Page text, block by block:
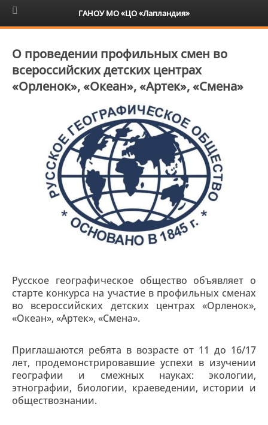
6+
О проведении профильных смен во
всероссийских детских центрах
«Орленок», «Океан», «Артек», «Смена»
Русское географическое общество объявляет о
старте конкурса на участие в профильных сменах
во всероссийских детских центрах «Орленок»,
«Океан», «Артек», «Смена».
Приглашаются ребята в возрасте от 11 до 16/17
лет, продемонстрировавшие успехи в изучении
географии и смежных науках: экологии,
этнографии, биологии, краеведении, истории и
обществознании.
ГАНОУ МО «ЦО «Лапландия»